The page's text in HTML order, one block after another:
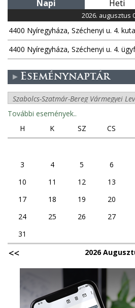
Napi Heti
2026. augusztus
4400 Nyíregyháza, Széchenyi u. 4.
4400 Nyíregyháza, Széchenyi u. 4.
Eseménynaptár
További események..
H
K SZ CS
3
4 5 6
10
11 12 13
17
18 19 20
24
25 26 27
31
2026